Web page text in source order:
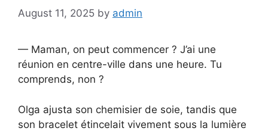
August 11, 2025 by admin
— Maman, on peut commencer ? J’ai une
réunion en centre-ville dans une heure. Tu
comprends, non ?
Olga ajusta son chemisier de soie, tandis que
son bracelet étincelait vivement sous la lumière